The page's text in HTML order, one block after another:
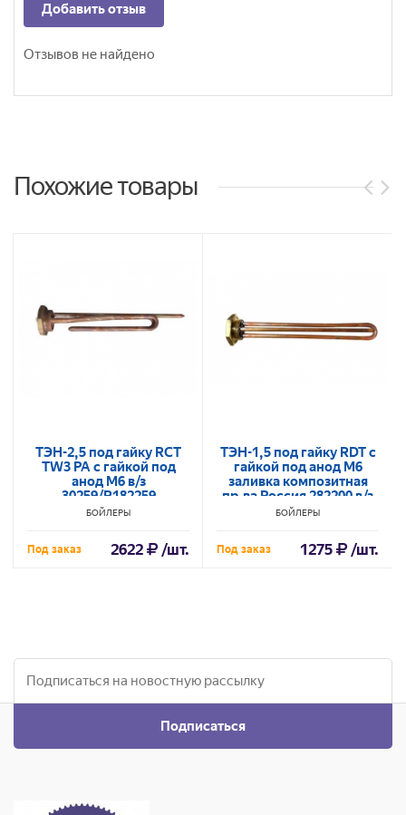
Добавить отзыв
Отзывов не найдено
Похожие товары
ТЭН-2,5 под гайку RCT
TW3 PA с гайкой под
анод M6 в/з
30259/R182259
БОЙЛЕРЫ
Под заказ 2622 /шт.
ТЭН-1,5 под гайку RDT с
гайкой под анод M6
заливка композитная
пр-ва Россия 282200 в/з
30291
БОЙЛЕРЫ
Под заказ 1275 /шт.
Подписаться